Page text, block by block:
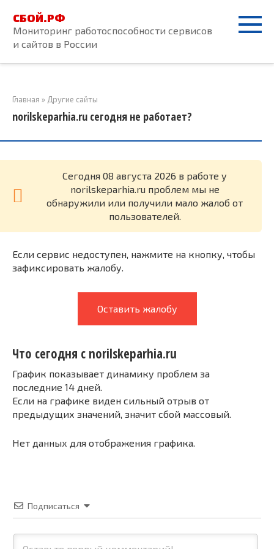
контенту
СБОЙ.РФ
Мониторинг работоспособности сервисов
и сайтов в России
Главная » Другие сайты
norilskeparhia.ru сегодня не работает?
Cегодня 08 августа 2026 в работе у
norilskeparhia.ru проблем мы не
обнаружили или получили мало жалоб от
пользователей.
Если сервис недоступен, нажмите на кнопку, чтобы
зафиксировать жалобу.
Оставить жалобу
Что сегодня с norilskeparhia.ru
График показывает динамику проблем за
последние 14 дней.
Если на графике виден сильный отрыв от
предыдущих значений, значит сбой массовый.
Нет данных для отображения графика.
Подписаться